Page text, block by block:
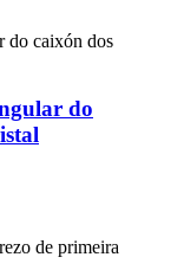
do
de primeira